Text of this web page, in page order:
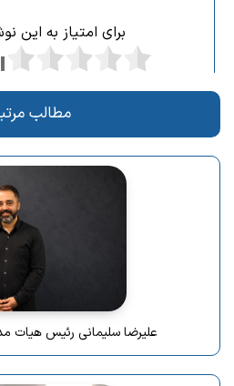
برای امتیاز به این
مطالب
علیرضا سلیمانی رئیس هیات